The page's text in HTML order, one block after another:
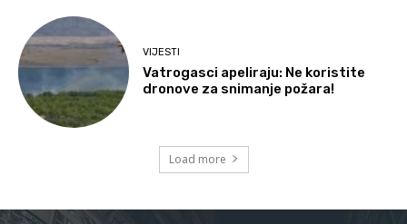
VIJESTI
Vatrogasci apeliraju: Ne koristite
dronove za snimanje požara!
Load more